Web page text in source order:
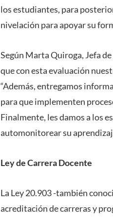
los estudiantes, para
nivelación para apoyar su
Según Marta Quiroga, Jefa
que con esta evaluación
“Además, entregamos
para que implementen
Finalmente, les damos a los
automonitorear su
Ley de Carrera Docente
La Ley 20.903 -también
acreditación de carreras y